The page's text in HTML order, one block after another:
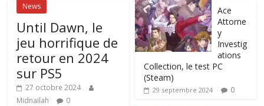
News
Until Dawn, le
jeu horrifique de
retour en 2024
sur PS5
27 octobre 2024
Midnailah
0
Ace
Attorne
y
Investig
ations
Collection, le test PC
(Steam)
29 septembre 2024 0